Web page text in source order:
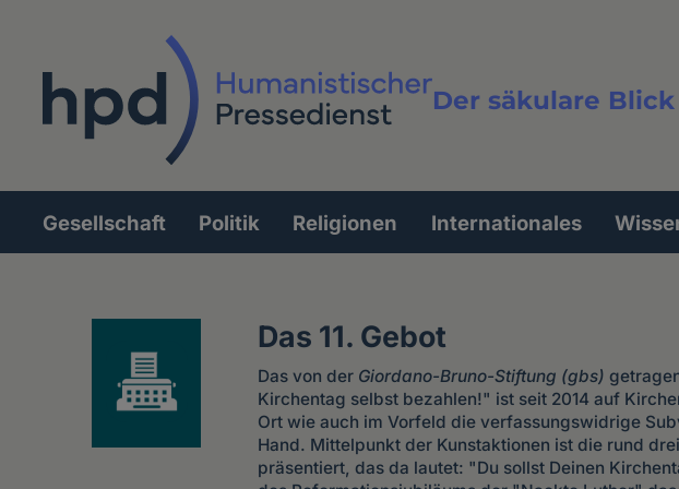
Der säkulare
Volltextsuche
Hauptnavigation
Gesellschaft Politik Religionen Internationales
Das 11. Gebot
Das von der Giordano-Bruno-Stiftung (gbs)
Kirchentag selbst bezahlen!" ist seit 2014 auf
Ort wie auch im Vorfeld die verfassungswidrige
Hand. Mittelpunkt der Kunstaktionen ist die rund
präsentiert, das da lautet: "Du sollst Deinen